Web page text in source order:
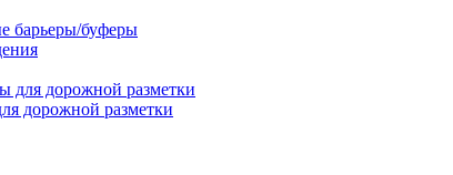
барьеры/буферы
для дорожной разметки
дорожной разметки